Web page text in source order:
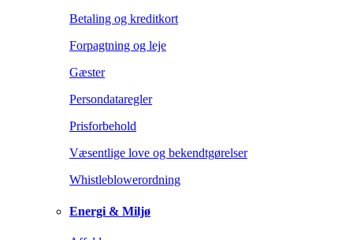
Betaling og kreditkort
Forpagtning og leje
Gæster
Persondataregler
Prisforbehold
Væsentlige love og bekendtgørelser
Whistleblowerordning
Energi & Miljø